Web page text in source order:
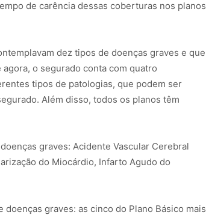
de carência dessas coberturas nos planos
dez tipos de doenças graves e que
o segurado conta com quatro
tipos de patologias, que podem ser
Além disso, todos os planos têm
graves: Acidente Vascular Cerebral
do Miocárdio, Infarto Agudo do
graves: as cinco do Plano Básico mais